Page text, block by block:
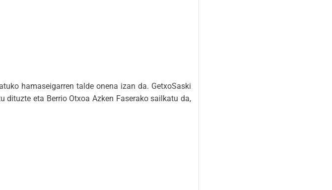
hamaseigarren talde onena izan da. GetxoSaski
dituzte eta Berrio Otxoa Azken Faserako sailkatu da,